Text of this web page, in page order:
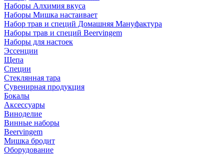
Наборы Алхимия вкуса
Наборы Мишка настаивает
Набор трав и специй Домашняя Мануфактура
Наборы трав и специй Beervingem
Наборы для настоек
Эссенции
Щепа
Специи
Стеклянная тара
Сувенирная продукция
Бокалы
Аксессуары
Виноделие
Винные наборы
Beervingem
Мишка бродит
Оборудование